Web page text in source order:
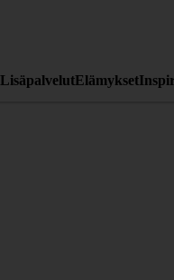
LisäpalvelutElämykset